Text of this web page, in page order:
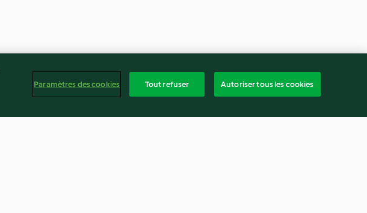
Paramètres des cookies Tout refuser Autoriser tous les cookies